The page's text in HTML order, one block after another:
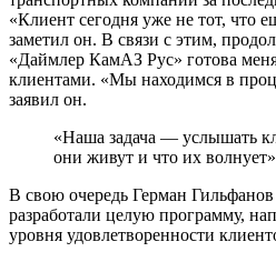
«Клиент сегодня уже не тот, что
заметил он. В связи с этим,
«Даймлер КамАЗ Рус» готова
клиентами. «Мы находимся в
заявил он.
«Наша задача — услышать
они живут и что их
В свою очередь Герман
разработали целую программу,
уровня удовлетворенности